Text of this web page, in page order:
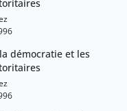
démocratie et les